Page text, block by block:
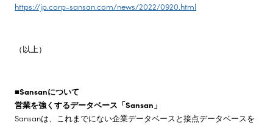
https://jp.corp-sansan.com/news/2022/0920.html
（以上）
■Sansanについて
営業を強くするデータベース「Sansan」
Sansanは、これまでにない企業データベースと接点データベースを